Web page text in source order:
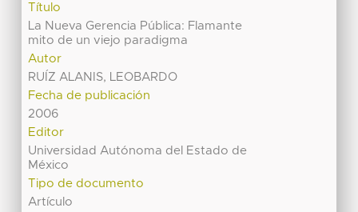
Título
La Nueva Gerencia Pública: Flamante
mito de un viejo paradigma
Autor
RUÍZ ALANIS, LEOBARDO
Fecha de publicación
2006
Editor
Universidad Autónoma del Estado de
México
Tipo de documento
Artículo